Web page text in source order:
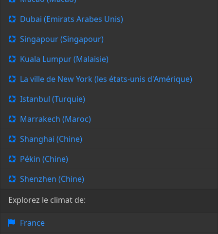
Dubai (Emirats Arabes Unis)
Singapour (Singapour)
Kuala Lumpur (Malaisie)
La ville de New York (les états-unis d'Amérique)
Istanbul (Turquie)
Marrakech (Maroc)
Shanghai (Chine)
Pékin (Chine)
Shenzhen (Chine)
Explorez le climat de:
France